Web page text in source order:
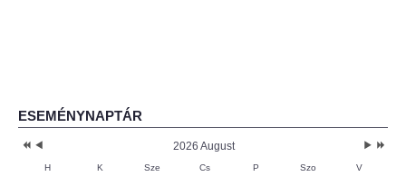
ESEMÉNYNAPTÁR
2026 August
H K Sze Cs P Szo
V